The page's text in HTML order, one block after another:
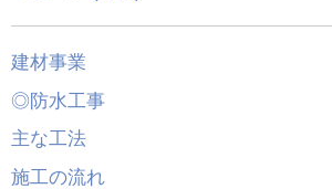
建材事業
◎防水工事
主な工法
施工の流れ